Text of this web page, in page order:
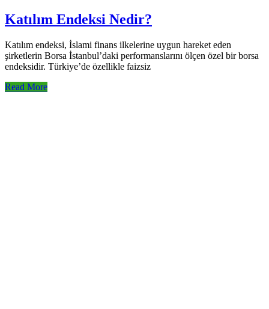
Katılım Endeksi Nedir?
Katılım endeksi, İslami finans ilkelerine uygun hareket eden
şirketlerin Borsa İstanbul’daki performanslarını ölçen özel bir borsa
endeksidir. Türkiye’de özellikle faizsiz
Read More